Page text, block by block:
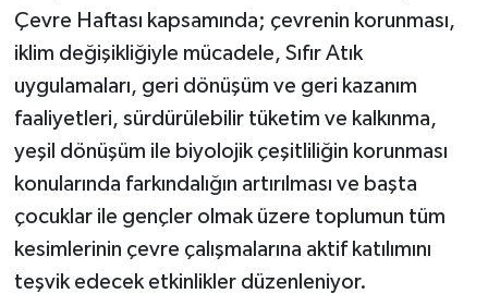
Çevre Haftası kapsamında; çevrenin korunması,
iklim değişikliğiyle mücadele, Sıfır Atık
uygulamaları, geri dönüşüm ve geri kazanım
faaliyetleri, sürdürülebilir tüketim ve kalkınma,
yeşil dönüşüm ile biyolojik çeşitliliğin korunması
konularında farkındalığın artırılması ve başta
çocuklar ile gençler olmak üzere toplumun tüm
kesimlerinin çevre çalışmalarına aktif katılımını
teşvik edecek etkinlikler düzenleniyor.